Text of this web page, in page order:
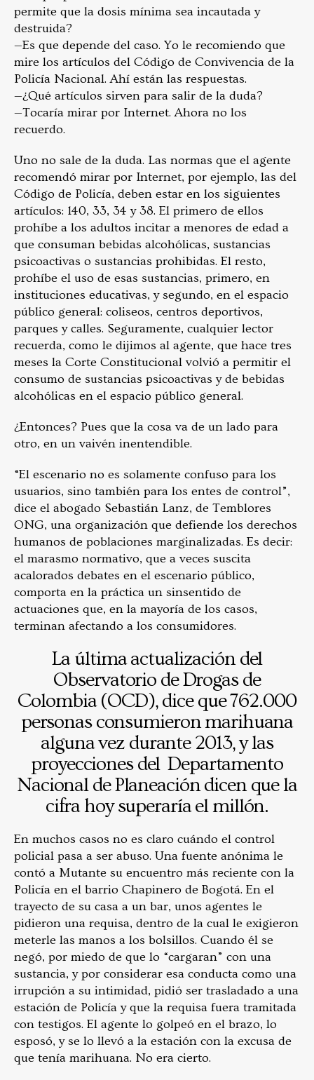
permite que la dosis mínima sea incautada y
destruida?
—Es que depende del caso. Yo le recomiendo que
mire los artículos del Código de Convivencia de la
Policía Nacional. Ahí están las respuestas.
—¿Qué artículos sirven para salir de la duda?
—Tocaría mirar por Internet. Ahora no los
recuerdo.
Uno no sale de la duda. Las normas que el agente
recomendó mirar por Internet, por ejemplo, las del
Código de Policía, deben estar en los siguientes
artículos: 140, 33, 34 y 38. El primero de ellos
prohíbe a los adultos incitar a menores de edad a
que consuman bebidas alcohólicas, sustancias
psicoactivas o sustancias prohibidas. El resto,
prohíbe el uso de esas sustancias, primero, en
instituciones educativas, y segundo, en el espacio
público general: coliseos, centros deportivos,
parques y calles. Seguramente, cualquier lector
recuerda, como le dijimos al agente, que hace tres
meses la Corte Constitucional volvió a permitir el
consumo de sustancias psicoactivas y de bebidas
alcohólicas en el espacio público general.
¿Entonces? Pues que la cosa va de un lado para
otro, en un vaivén inentendible.
“El escenario no es solamente confuso para los
usuarios, sino también para los entes de control”,
dice el abogado Sebastián Lanz, de Temblores
ONG, una organización que defiende los derechos
humanos de poblaciones marginalizadas. Es decir:
el marasmo normativo, que a veces suscita
acalorados debates en el escenario público,
comporta en la práctica un sinsentido de
actuaciones que, en la mayoría de los casos,
terminan afectando a los consumidores.
La última actualización del
Observatorio de Drogas de
Colombia (OCD), dice que 762.000
personas consumieron marihuana
alguna vez durante 2013, y las
proyecciones del Departamento
Nacional de Planeación dicen que la
cifra hoy superaría el millón.
En muchos casos no es claro cuándo el control
policial pasa a ser abuso. Una fuente anónima le
contó a Mutante su encuentro más reciente con la
Policía en el barrio Chapinero de Bogotá. En el
trayecto de su casa a un bar, unos agentes le
pidieron una requisa, dentro de la cual le exigieron
meterle las manos a los bolsillos. Cuando él se
negó, por miedo de que lo “cargaran” con una
sustancia, y por considerar esa conducta como una
irrupción a su intimidad, pidió ser trasladado a una
estación de Policía y que la requisa fuera tramitada
con testigos. El agente lo golpeó en el brazo, lo
esposó, y se lo llevó a la estación con la excusa de
que tenía marihuana. No era cierto.